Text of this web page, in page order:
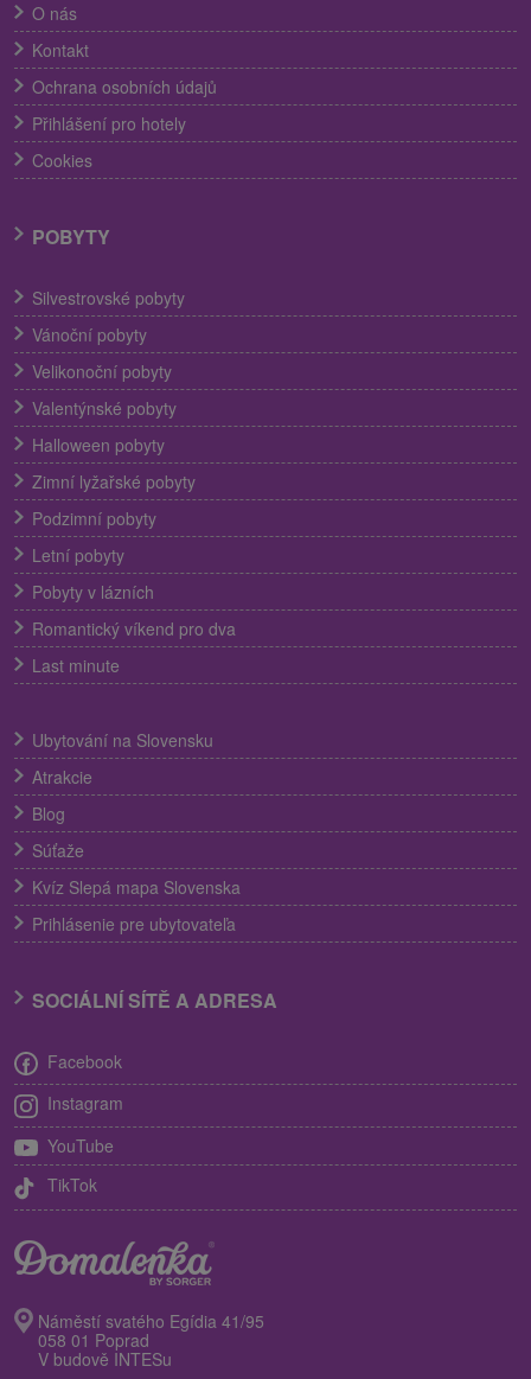
O nás
Kontakt
Ochrana osobních údajů
Přihlášení pro hotely
Cookies
POBYTY
Silvestrovské pobyty
Vánoční pobyty
Velikonoční pobyty
Valentýnské pobyty
Halloween pobyty
Zimní lyžařské pobyty
Podzimní pobyty
Letní pobyty
Pobyty v lázních
Romantický víkend pro dva
Last minute
Ubytování na Slovensku
Atrakcie
Blog
Súťaže
Kvíz Slepá mapa Slovenska
Prihlásenie pre ubytovateľa
SOCIÁLNÍ SÍTĚ A ADRESA
Facebook
Instagram
YouTube
TikTok
Náměstí svatého Egídia 41/95
058 01 Poprad
V budově INTESu